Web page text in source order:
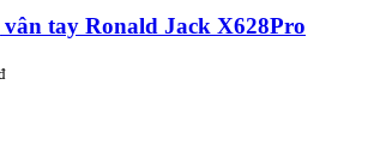
tay Ronald Jack X628Pro